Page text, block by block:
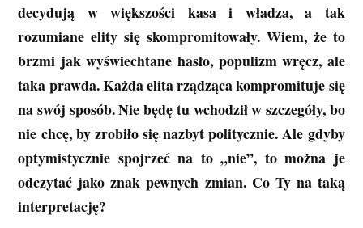
decydują w większości kasa i władza, a tak
rozumiane elity się skompromitowały. Wiem, że to
brzmi jak wyświechtane hasło, populizm wręcz, ale
taka prawda. Każda elita rządząca kompromituje się
na swój sposób. Nie będę tu wchodził w szczegóły, bo
nie chcę, by zrobiło się nazbyt politycznie. Ale gdyby
optymistycznie spojrzeć na to „nie”, to można je
odczytać jako znak pewnych zmian. Co Ty na taką
interpretację?